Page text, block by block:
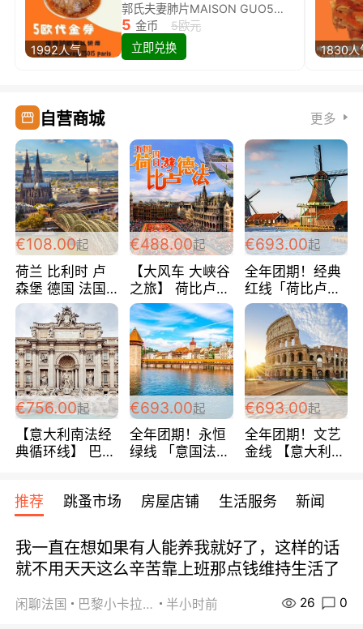
1992人气
郭氏夫妻肺片MAISON GUO5欧代金券限量兑换啦！
5 金币
5欧元
立即兑换
1830人
自营商城 更多
€108.00起
荷兰 比利时 卢
森堡 德国 法国
超爽玩遍西欧 循
环线 全程四星宾
馆 108欧/人/天
€488.00起
【大风车 大峡谷
之旅】 荷比卢德
法 巴黎上下 经
典五国四日游
488欧/人
€693.00起
全年团期！经典
红线「荷比卢德
法」七天循环 五
国 仅售99欧/人/
天！巴黎上下！
包拼房~
€756.00起
【意大利南法经
典循环线】 巴黎
宾馆 108欧/天起
全程756欧/位
€693.00起
全年团期！永恒
绿线 「意国法
欧/天起 ~包拼房
€693.00起
全年团期！文艺
金线 【意大利一
每周铁发！
推荐 跳蚤市场 房屋店铺 生活服务 新闻
我一直在想如果有人能养我就好了，这样的话
就不用天天这么辛苦靠上班那点钱维持生活了
闲聊法国 巴黎小卡拉咪 半小时前 26 0